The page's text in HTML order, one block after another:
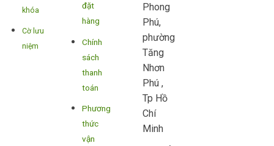
khóa
Cờ lưu
niệm
đặt
hàng
Chính
sách
thanh
toán
Phương
thức
vận
Phong
Phú,
phường
Tăng
Nhơn
Phú ,
Tp Hồ
Chí
Minh